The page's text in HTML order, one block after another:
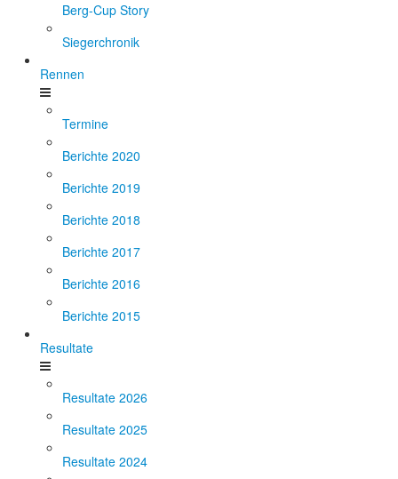
Berg-Cup Story
Siegerchronik
Rennen
Termine
Berichte 2020
Berichte 2019
Berichte 2018
Berichte 2017
Berichte 2016
Berichte 2015
Resultate
Resultate 2026
Resultate 2025
Resultate 2024